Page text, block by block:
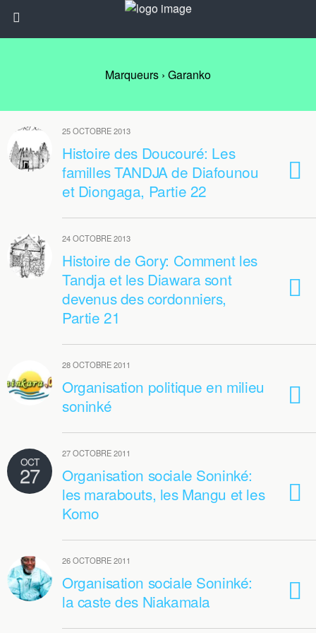
Marqueurs › Garanko
25 OCTOBRE 2013
Histoire des Doucouré: Les
familles TANDJA de Diafounou
et Diongaga, Partie 22
24 OCTOBRE 2013
Histoire de Gory: Comment les
Tandja et les Diawara sont
devenus des cordonniers,
Partie 21
28 OCTOBRE 2011
Organisation politique en milieu
soninké
OCT
27
27 OCTOBRE 2011
Organisation sociale Soninké:
les marabouts, les Mangu et les
Komo
26 OCTOBRE 2011
Organisation sociale Soninké:
la caste des Niakamala